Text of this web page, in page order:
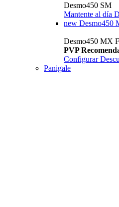
Desmo450 SM
Mantente al día
new Desmo450
Desmo450 MX
PVP
Configurar
Panigale